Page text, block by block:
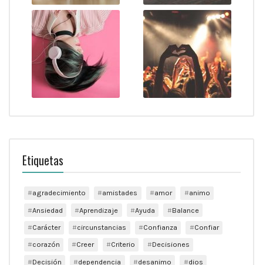
Etiquetas
agradecimiento amistades amor
animo
Ansiedad
Aprendizaje Ayuda
Balance
Carácter
circunstancias Confianza
Confiar
corazón
Creer Criterio
Decisiones
Decisión
dependencia desanimo
dios